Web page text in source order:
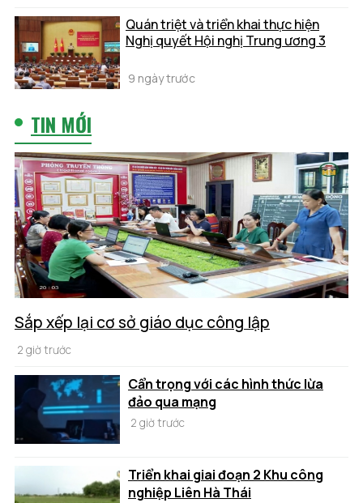
Quán triệt và triển khai thực hiện
Nghị quyết Hội nghị Trung ương 3
9 ngày trước
TIN MỚI
Sắp xếp lại cơ sở giáo dục công lập
2 giờ trước
Cẩn trọng với các hình thức lừa
đảo qua mạng
2 giờ trước
Triển khai giai đoạn 2 Khu công
nghiệp Liên Hà Thái